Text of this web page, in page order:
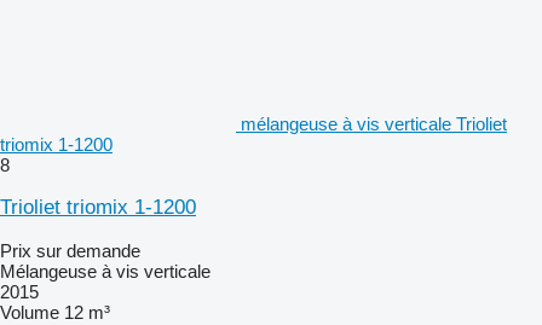
mélangeuse à vis verticale Trioliet
triomix 1-1200
8
Trioliet triomix 1-1200
Prix sur demande
Mélangeuse à vis verticale
2015
Volume 12 m³